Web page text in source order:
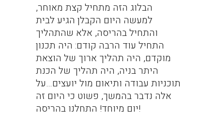
הבלוג הזה מתחיל קצת מאוחר,
למעשה היום הקבלן הגיע לבית
והתחיל בהריסה, אלא שהתהליך
התחיל עוד הרבה קודם: היה תכנון
מוקדם, היה תהליך ארוך של הוצאת
היתר בניה, היה תהליך של הכנת
תוכניות עבודה ותיאום מול יועצים…על
אלה נדבר בהמשך, פשוט כי היום זה
יום מיוחד! התחלנו בהריסה!